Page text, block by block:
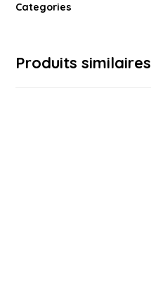
Categories
Produits similaires